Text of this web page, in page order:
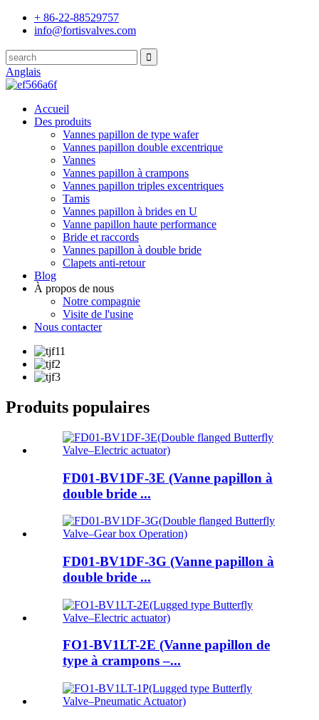
+ 86-22-88529757
info@fortisvalves.com
Anglais
Accueil
Des produits
Vannes papillon de type wafer
Vannes papillon double excentrique
Vannes
Vannes papillon à crampons
Vannes papillon triples excentriques
Tamis
Vannes papillon à brides en U
Vanne papillon haute performance
Bride et raccords
Vannes papillon à double bride
Clapets anti-retour
Blog
À propos de nous
Notre compagnie
Visite de l'usine
Nous contacter
Produits populaires
FD01-BV1DF-3E (Vanne papillon à
double bride ...
FD01-BV1DF-3G (Vanne papillon à
double bride ...
FO1-BV1LT-2E (Vanne papillon de
type à crampons –...